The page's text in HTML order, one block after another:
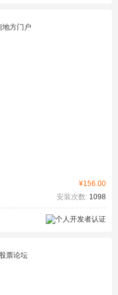
¥156.00
安装次数: 1098